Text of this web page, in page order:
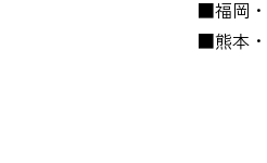
■福岡
■熊本